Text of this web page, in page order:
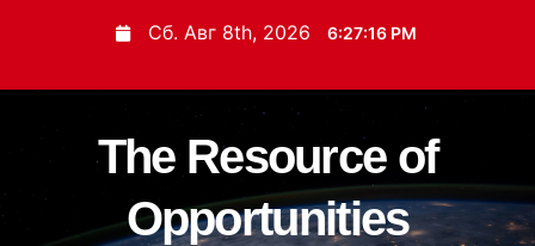
и
Сб. Авг 8th, 2026 6:27:17 PM
The Resource of
Opportunities